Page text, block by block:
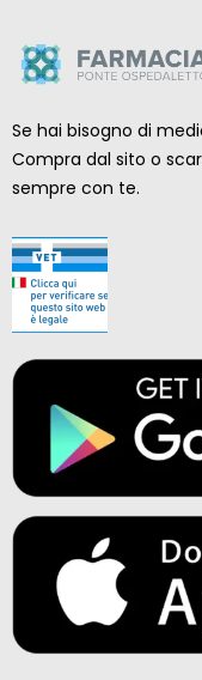
Se hai bisogno di
Compra dal sito o
sempre con te.